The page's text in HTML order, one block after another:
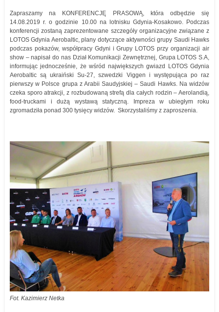
Zapraszamy na KONFERENCJĘ PRASOWĄ, która odbędzie się
14.08.2019 r. o godzinie 10.00 na lotnisku Gdynia-Kosakowo. Podczas
konferencji zostaną zaprezentowane szczegóły organizacyjne związane z
LOTOS Gdynia Aerobaltic, plany dotyczące aktywności grupy Saudi Hawks
podczas pokazów, współpracy Gdyni i Grupy LOTOS przy organizacji air
show – napisał do nas Dział Komunikacji Zewnętrznej, Grupa LOTOS S.A,
informując jednocześnie, że wśród największych gwiazd LOTOS Gdynia
Aerobaltic są ukraiński Su-27, szwedzki Viggen i występująca po raz
pierwszy w Polsce grupa z Arabii Saudyjskiej – Saudi Hawks. Na widzów
czeka sporo atrakcji, z rozbudowaną strefą dla całych rodzin – Aerolandią,
food-truckami i dużą wystawą statyczną. Impreza w ubiegłym roku
zgromadziła ponad 300 tysięcy widzów. Skorzystaliśmy z zaproszenia.
Fot. Kazimierz Netka